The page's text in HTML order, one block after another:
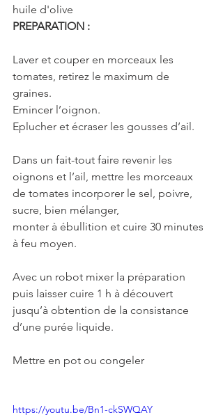
huile d'olive
PREPARATION :
Laver et couper en morceaux les
tomates, retirez le maximum de
graines.
Emincer l’oignon.
Eplucher et écraser les gousses d’ail.
Dans un fait-tout faire revenir les
oignons et l’ail, mettre les morceaux
de tomates incorporer le sel, poivre,
sucre, bien mélanger,
monter à ébullition et cuire 30 minutes
à feu moyen.
Avec un robot mixer la préparation
puis laisser cuire 1 h à découvert
jusqu’à obtention de la consistance
d’une purée liquide.
Mettre en pot ou congeler
https://youtu.be/Bn1-ckSWQAY